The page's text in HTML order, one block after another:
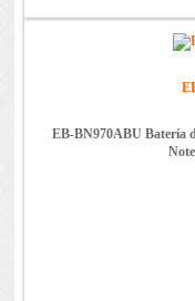
EB-BN970ABU Batería